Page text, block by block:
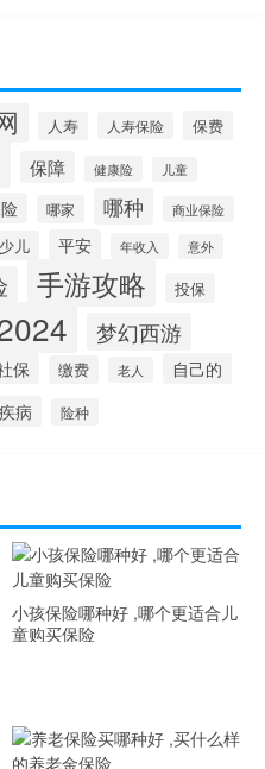
人寿 人寿保险 保费
保障 健康险 儿童
哪家 哪种
商业保险
少儿 平安 年收入 意外
手游攻略 投保
梦幻西游
保 缴费 老人 自己的
病 险种
小孩保险哪种好 ,哪个更适合儿
童购买保险